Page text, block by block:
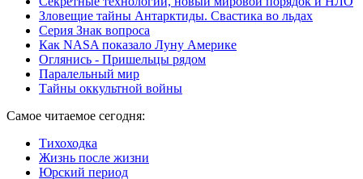
Зловещие тайны Антарктиды. Свастика во льдах
Серия Знак вопроса
Как NASA показало Луну Америке
Оглянись - Пришельцы рядом
Паралельный мир
Тайны оккультной войны
Самое читаемое сегодня:
Тихоходка
Жизнь после жизни
Юрский период